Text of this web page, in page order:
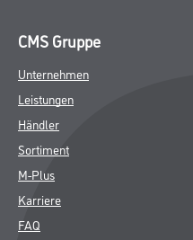
CMS Gruppe
Unternehmen
Leistungen
Händler
Sortiment
M-Plus
Karriere
FAQ